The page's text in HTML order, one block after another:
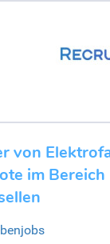
von
im